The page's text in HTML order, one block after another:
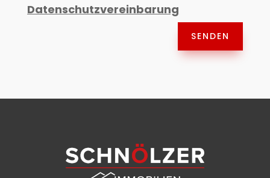
Datenschutzvereinbarung
SENDEN